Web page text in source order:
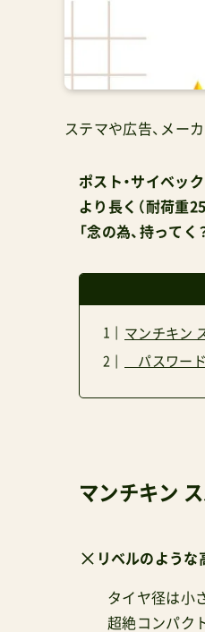
ステマや広告、メー
ポスト・サイベッ
より長く（耐荷重
「念の為、持って
マンチキン
パスワー
マンチキン
リベルのような
タイヤ径は小
超絶コンパク